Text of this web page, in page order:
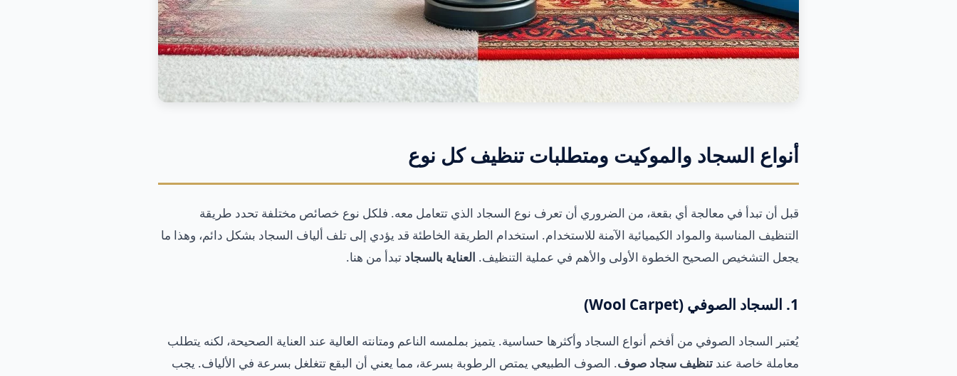
أنواع السجاد والموكيت ومتطلبات تنظيف كل نوع
قبل أن تبدأ في معالجة أي بقعة، من الضروري أن تعرف نوع السجاد الذي تتعامل معه. فلكل نوع خصائص مختلفة تحدد طريقة
التنظيف المناسبة والمواد الكيميائية الآمنة للاستخدام. استخدام الطريقة الخاطئة قد يؤدي إلى تلف ألياف السجاد بشكل دائم، وهذا ما
يجعل التشخيص الصحيح الخطوة الأولى والأهم في عملية التنظيف. العناية بالسجاد تبدأ من هنا.
1. السجاد الصوفي (Wool Carpet)
يُعتبر السجاد الصوفي من أفخم أنواع السجاد وأكثرها حساسية. يتميز بملمسه الناعم ومتانته العالية عند العناية الصحيحة، لكنه يتطلب
معاملة خاصة عند تنظيف سجاد صوف. الصوف الطبيعي يمتص الرطوبة بسرعة، مما يعني أن البقع تتغلغل بسرعة في الألياف. يجب